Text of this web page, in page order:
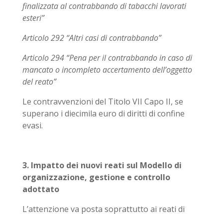
finalizzata al contrabbando di tabacchi lavorati
esteri”
Articolo 292 “Altri casi di contrabbando”
Articolo 294 “Pena per il contrabbando in caso di
mancato o incompleto accertamento dell’oggetto
del reato”
Le contravvenzioni del Titolo VII Capo II, se
superano i diecimila euro di diritti di confine
evasi.
3. Impatto dei nuovi reati sul Modello di
organizzazione, gestione e controllo
adottato
L’attenzione va posta soprattutto ai reati di